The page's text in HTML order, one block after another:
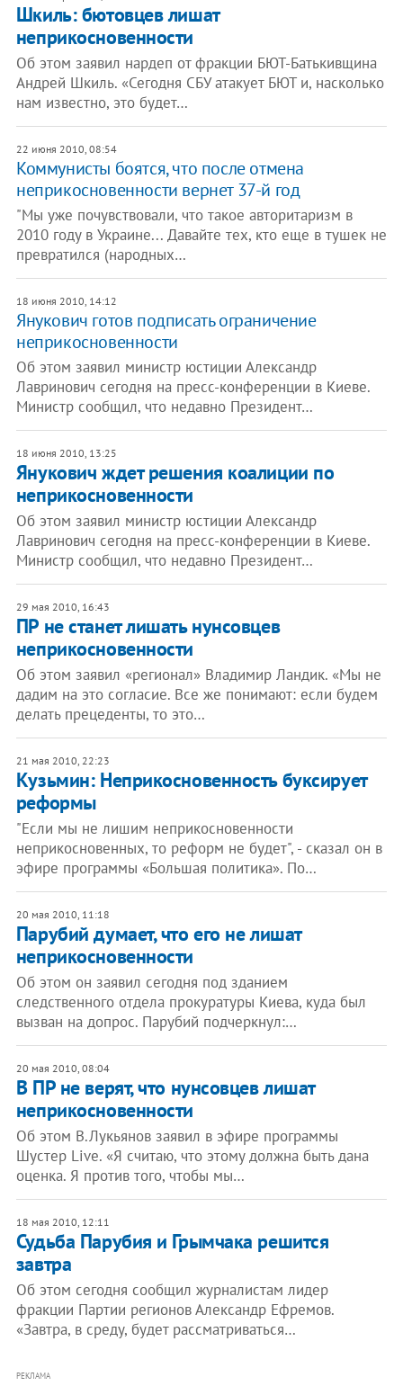
Шкиль: бютовцев лишат
неприкосновенности
Об этом заявил нардеп от фракции БЮТ-Батькивщина
Андрей Шкиль. «Сегодня СБУ атакует БЮТ и, насколько
нам известно, это будет…
22 июня 2010, 08:54
Коммунисты боятся, что после отмена
неприкосновенности вернет 37-й год
"Мы уже почувствовали, что такое авторитаризм в
2010 году в Украине... Давайте тех, кто еще в тушек не
превратился (народных…
18 июня 2010, 14:12
Янукович готов подписать ограничение
неприкосновенности
Об этом заявил министр юстиции Александр
Лавринович сегодня на пресс-конференции в Киеве.
Министр сообщил, что недавно Президент…
18 июня 2010, 13:25
Янукович ждет решения коалиции по
неприкосновенности
Об этом заявил министр юстиции Александр
Лавринович сегодня на пресс-конференции в Киеве.
Министр сообщил, что недавно Президент…
29 мая 2010, 16:43
ПР не станет лишать нунсовцев
неприкосновенности
Об этом заявил «регионал» Владимир Ландик. «Мы не
дадим на это согласие. Все же понимают: если будем
делать прецеденты, то это…
21 мая 2010, 22:23
Кузьмин: Неприкосновенность буксирует
реформы
"Если мы не лишим неприкосновенности
неприкосновенных, то реформ не будет", - сказал он в
эфире программы «Большая политика». По…
20 мая 2010, 11:18
Парубий думает, что его не лишат
неприкосновенности
Об этом он заявил сегодня под зданием
следственного отдела прокуратуры Киева, куда был
вызван на допрос. Парубий подчеркнул:…
20 мая 2010, 08:04
В ПР не верят, что нунсовцев лишат
неприкосновенности
Об этом В.Лукьянов заявил в эфире программы
Шустер Live. «Я считаю, что этому должна быть дана
оценка. Я против того, чтобы мы…
18 мая 2010, 12:11
Судьба Парубия и Грымчака решится
завтра
Об этом сегодня сообщил журналистам лидер
фракции Партии регионов Александр Ефремов.
«Завтра, в среду, будет рассматриваться…
РЕКЛАМА